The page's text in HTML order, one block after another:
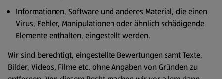
Informationen, Software und anderes Material, die einen
Virus, Fehler, Manipulationen oder ähnlich schädigende
Elemente enthalten, eingestellt werden.
Wir sind berechtigt, eingestellte Bewertungen samt Texte,
Bilder, Videos, Filme etc. ohne Angaben von Gründen zu